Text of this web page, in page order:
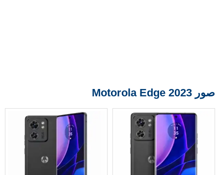
صور Motorola Edge 2023